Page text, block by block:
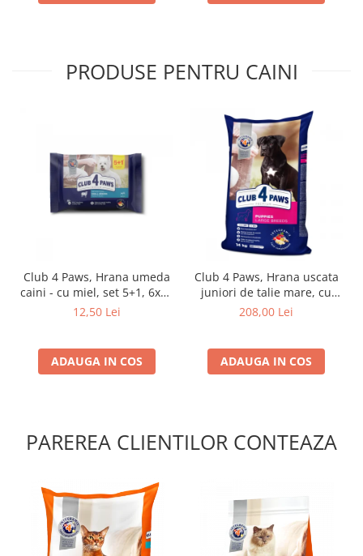
PRODUSE PENTRU CAINI
Club 4 Paws, Hrana umeda
caini - cu miel, set 5+1, 6x80
g
12,50 Lei
ADAUGA IN COS
Club 4 Paws, Hrana uscata
juniori de talie mare, cu
pui, 14kg
208,00 Lei
ADAUGA IN COS
PAREREA CLIENTILOR CONTEAZA